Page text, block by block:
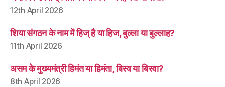
12th April 2026
शिया संगठन के नाम में हिज् है या हिज, बुल्ला या बुल्लाह?
11th April 2026
असम के मुख्यमंत्री हिमंत या हिमंता, बिस्व या बिस्वा?
8th April 2026